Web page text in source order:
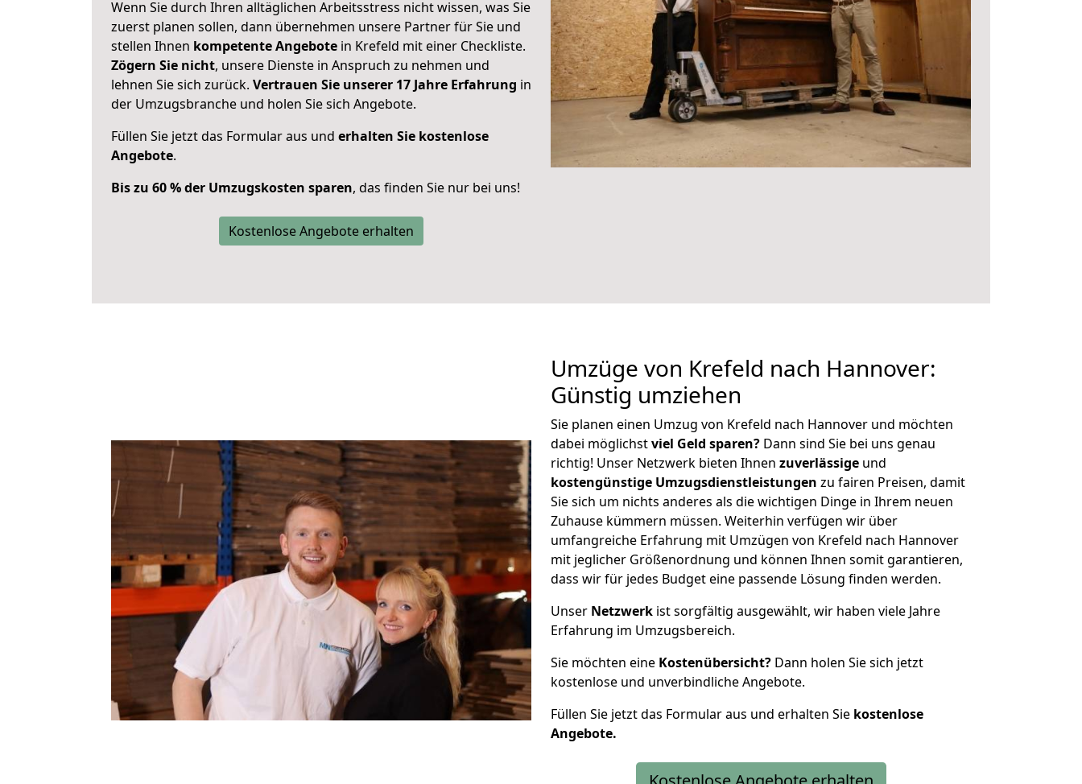
Wenn Sie durch Ihren alltäglichen Arbeitsstress nicht wissen, was Sie
zuerst planen sollen, dann übernehmen unsere Partner für Sie und
stellen Ihnen kompetente Angebote in Krefeld mit einer Checkliste.
Zögern Sie nicht, unsere Dienste in Anspruch zu nehmen und
lehnen Sie sich zurück. Vertrauen Sie unserer 17 Jahre Erfahrung in
der Umzugsbranche und holen Sie sich Angebote.
Füllen Sie jetzt das Formular aus und erhalten Sie kostenlose
Angebote.
Bis zu 60 % der Umzugskosten sparen, das finden Sie nur bei uns!
Kostenlose Angebote erhalten
Umzüge von Krefeld nach Hannover:
Günstig umziehen
Sie planen einen Umzug von Krefeld nach Hannover und möchten
dabei möglichstviel Geld sparen? Dann sind Sie bei uns genau
richtig! Unser Netzwerk bieten Ihnen zuverlässige und
kostengünstige Umzugsdienstleistungen zu fairen Preisen, damit
Sie sich um nichts anderes als die wichtigen Dinge in Ihrem neuen
Zuhause kümmern müssen. Weiterhin verfügen wir über
umfangreiche Erfahrung mit Umzügen von Krefeld nach Hannover
mit jeglicher Größenordnung und können Ihnen somit garantieren,
dass wir für jedes Budget eine passende Lösung finden werden.
Unser Netzwerk ist sorgfältig ausgewählt, wir haben viele Jahre
Erfahrung im Umzugsbereich.
Sie möchten eine Kostenübersicht? Dann holen Sie sich jetzt
kostenlose und unverbindliche Angebote.
Füllen Sie jetzt das Formular aus und erhalten Sie kostenlose
Angebote.